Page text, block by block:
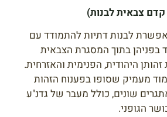
צבאית לבנות)
לבנות דתיות להתמודד עם
בפניהן בתוך המסגרת הצבאית
היהודית, הפנימית והאזרחית.
מעמיק שסופו בפענוח הזהות
שונים, כולל מעבר של גדנ"ע
הגופני.